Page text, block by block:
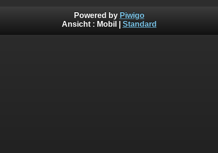
Powered by Piwigo
Ansicht : Mobil Standard